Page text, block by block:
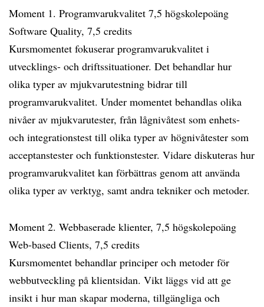
Moment 1. Programvarukvalitet 7,5 högskolepoäng
Software Quality, 7,5 credits
Kursmomentet fokuserar programvarukvalitet i
utvecklings- och driftssituationer. Det behandlar hur
olika typer av mjukvarutestning bidrar till
programvarukvalitet. Under momentet behandlas olika
nivåer av mjukvarutester, från lågnivåtest som enhets-
och integrationstest till olika typer av högnivåtester som
acceptanstester och funktionstester. Vidare diskuteras hur
programvarukvalitet kan förbättras genom att använda
olika typer av verktyg, samt andra tekniker och metoder.
Moment 2. Webbaserade klienter, 7,5 högskolepoäng
Web-based Clients, 7,5 credits
Kursmomentet behandlar principer och metoder för
webbutveckling på klientsidan. Vikt läggs vid att ge
insikt i hur man skapar moderna, tillgängliga och